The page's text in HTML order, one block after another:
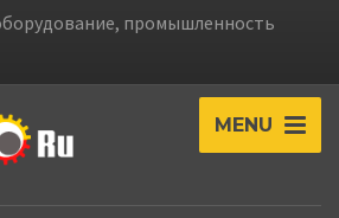
промышленность
MENU